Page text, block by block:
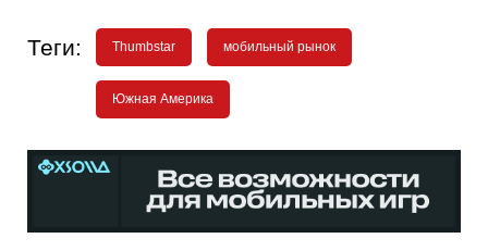
Теги: Thumbstar мобильный рынок
Южная Америка